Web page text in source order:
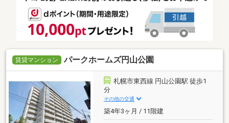
賃貸マンション パークホームズ円山公園
札幌市東西線 円山公園駅 徒歩1
分
その他の交通
築4年3ヶ月 / 11階建